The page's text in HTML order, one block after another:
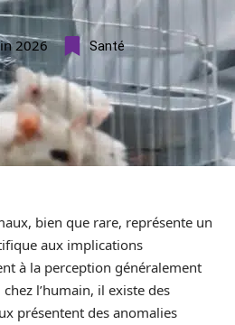
2026 Santé
bien que rare, représente un
aux implications
à la perception généralement
l’humain, il existe des
présentent des anomalies